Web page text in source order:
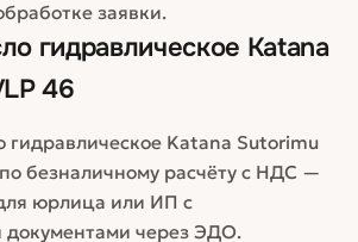
заявки.
гидравлическое Katana
46
гидравлическое Katana Sutorimu
безналичному расчёту с НДС —
юрлица или ИП с
через ЭДО.